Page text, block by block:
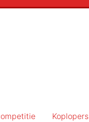
Koplopers